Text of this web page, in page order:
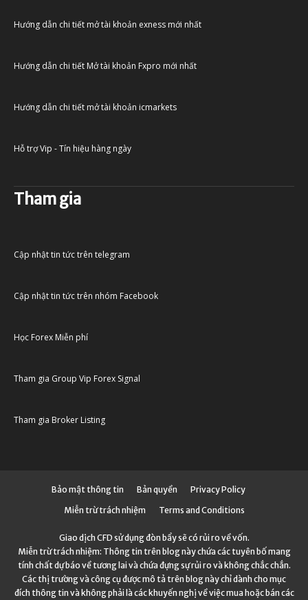
Hướng dẫn chi tiết mở tài khoản exness mới nhất
Hướng dẫn chi tiết Mở tài khoản Fxpro mới nhất
Hướng dẫn chi tiết mở tài khoản icmarkets
Hỗ trợ Vip - Tín hiệu hàng ngày
Tham gia
Cập nhật tin tức trên telegram
Cập nhật tin tức trên nhóm Facebook
Học Forex Miễn phí
Tham gia Group Vip Forex Signal
Tham gia Broker Listing
Bảo mật thông tin Bản quyền
Privacy Policy
Miễn trừ trách nhiệm
Terms and Conditions
Giao dịch CFD sử dụng đòn bẩy sẽ có rủi ro về vốn.
Miễn trừ trách nhiệm: Thông tin trên blog này chứa các tuyên bố mang
tính chất dự báo về tương lai và chứa đựng sự rủi ro và không chắc chắn.
Các thị trường và công cụ được mô tả trên blog này chỉ dành cho mục
đích thông tin và không phải là các khuyến nghị về việc mua hoặc bán các